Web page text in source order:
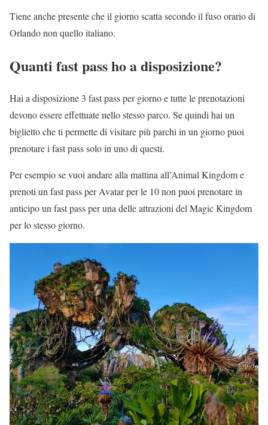
Tiene anche presente che il giorno scatta secondo il fuso orario di
Orlando non quello italiano.
Quanti fast pass ho a disposizione?
Hai a disposizione 3 fast pass per giorno e tutte le prenotazioni
devono essere effettuate nello stesso parco. Se quindi hai un
biglietto che ti permette di visitare più parchi in un giorno puoi
prenotare i fast pass solo in uno di questi.
Per esempio se vuoi andare alla mattina all’Animal Kingdom e
prenoti un fast pass per Avatar per le 10 non puoi prenotare in
anticipo un fast pass per una delle attrazioni del Magic Kingdom
per lo stesso giorno.